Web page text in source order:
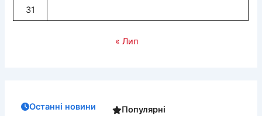
31
« Лип
Останні новини Популярні